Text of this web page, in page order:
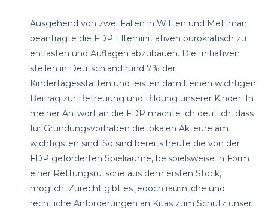
Ausgehend von zwei Fällen in Witten und Mettman
beantragte die FDP Elterninitiativen bürokratisch zu
entlasten und Auflagen abzubauen. Die Initiativen
stellen in Deutschland rund 7% der
Kindertagesstätten und leisten damit einen wichtigen
Beitrag zur Betreuung und Bildung unserer Kinder. In
meiner Antwort an die FDP machte ich deutlich, dass
für Gründungsvorhaben die lokalen Akteure am
wichtigsten sind. So sind bereits heute die von der
FDP geforderten Spielräume, beispielsweise in Form
einer Rettungsrutsche aus dem ersten Stock,
möglich. Zurecht gibt es jedoch räumliche und
rechtliche Anforderungen an Kitas zum Schutz unser